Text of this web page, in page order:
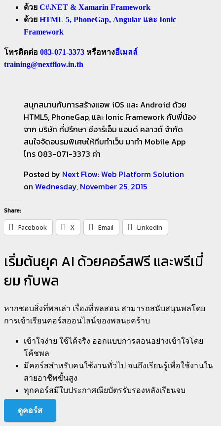
ด้วย C#.NET & Xamarin Framework
ด้วย HTML 5, PhoneGap, Angular และ Ionic
Framework
โทรติดต่อ 083-071-3373 หรือทาง
training@nextflow.in.th
สนุกสนานกับการสร้างแอพ iOS และ Android ด้วย
HTML5, PhoneGap, และ Ionic Framework กับพี่น้อง
จาก บริษัท ที่ปรึกษา ซีอาร์เอ็ม แอนด์ คลาวด์ จำกัด
สนใจจัดอบรมพิเศษให้ทีมทำเว็บ มาทำ Mobile App
โทร 083-071-3373 ค่า
Posted by Next Flow: Web Platform Solution
on Wednesday, November 25, 2015
Share:
Facebook
X Email LinkedIn
เริ่มต้นยุค AI ด้วยคอร์สฟรี และพรีเมี่
ยม กับพล
หากชอบสิ่งที่พลเล่า เรื่องที่พลสอน สามารถสนับสนุนพลโดย
การเข้าเรียนคอร์สออนไลน์ของพลนะคร้าบ
เข้าใจง่าย ใช้ได้จริง ออกแบบการสอนอย่างเข้าใจโดย
โค้ชพล
มีคอร์สสำหรับคนใช้งานทั่วไป จนถึงเรียนรู้เพื่อใช้งานใน
สายอาชีพขั้นสูง
ทุกคอร์สมีใบประกาศณียบัตรรับรองหลังเรียนจบ
ดูคอร์ส